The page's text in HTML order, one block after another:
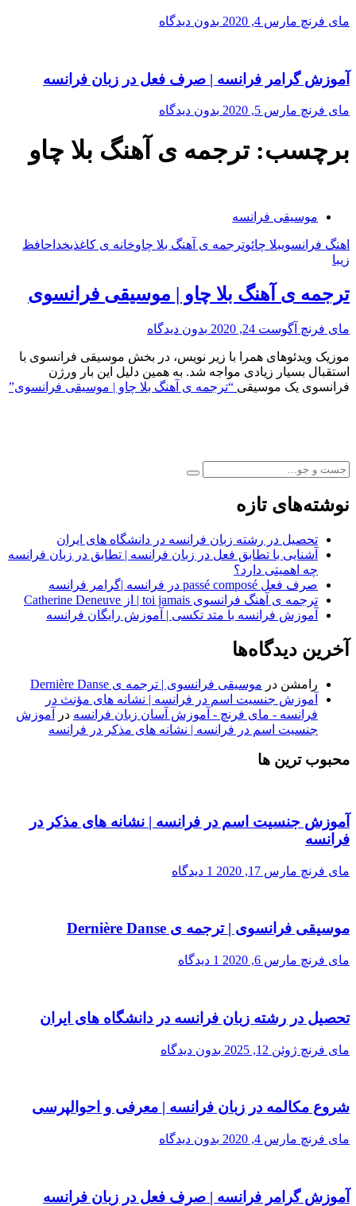
مای فرنچ مارس 4, 2020 بدون دیدگاه
آموزش گرامر فرانسه | صرف فعل در زبان فرانسه
مای فرنچ مارس 5, 2020 بدون دیدگاه
برچسب:ترجمه ی آهنگ بلا چاو
موسیقی فرانسه
اهنگ فرانسویبلا چائوترجمه ی آهنگ بلا چاوخانه ی کاغذیخداحافظ
زیبا
ترجمه ی آهنگ بلا چاو | موسیقی فرانسوی
مای فرنچ آگوست 24, 2020 بدون دیدگاه
موزیک ویدئوهای همرا با زیر نویس، در بخش موسیقی فرانسوی با
استقبال بسیار زیادی مواجه شد. به همین دلیل این بار ورژن
فرانسوی یک موسیقی “ترجمه ی آهنگ بلا چاو | موسیقی فرانسوی”
نوشته‌های تازه
تحصیل در رشته زبان فرانسه در دانشگاه های ایران
آشنایی با تطابق فعل در زبان فرانسه | تطابق در زبان فرانسه
چه اهمیتی دارد؟
صرف فعل passé composé در فرانسه |گرامر فرانسه
ترجمه ی آهنگ فرانسوی toi jamais | از Catherine Deneuve
آموزش فرانسه با متد تکسی | آموزش رایگان فرانسه
آخرین دیدگاه‌ها
رامشن در موسیقی فرانسوی | ترجمه ی Dernière Danse
آموزش جنسیت اسم در فرانسه | نشانه های مؤنث در
فرانسه - مای فرنچ - آموزش آسان زبان فرانسه در
آموزش
جنسیت اسم در فرانسه | نشانه های مذکر در فرانسه
محبوب ترین ها
آموزش جنسیت اسم در فرانسه | نشانه های مذکر در
فرانسه
مای فرنچ مارس 17, 2020 1 دیدگاه
موسیقی فرانسوی | ترجمه ی Dernière Danse
مای فرنچ مارس 6, 2020 1 دیدگاه
تحصیل در رشته زبان فرانسه در دانشگاه های ایران
مای فرنچ ژوئن 12, 2025 بدون دیدگاه
شروع مکالمه در زبان فرانسه | معرفی و احوالپرسی
مای فرنچ مارس 4, 2020 بدون دیدگاه
آموزش گرامر فرانسه | صرف فعل در زبان فرانسه